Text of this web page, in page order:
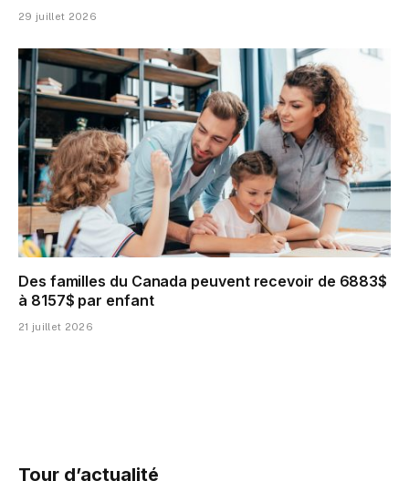
29 juillet 2026
Des familles du Canada peuvent recevoir de 6883$
à 8157$ par enfant
21 juillet 2026
Tour d’actualité